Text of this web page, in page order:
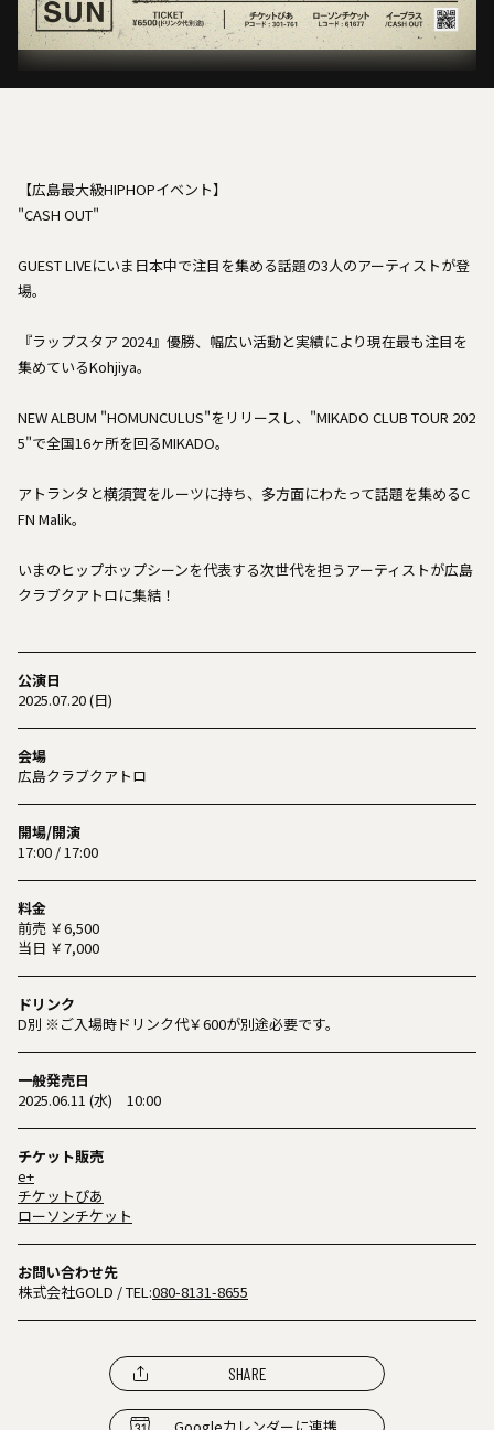
【広島最大級HIPHOPイベント】
"CASH OUT"
GUEST LIVEにいま日本中で注目を集める話題の3人のアーティストが登
場。
『ラップスタア 2024』優勝、幅広い活動と実績により現在最も注目を
集めているKohjiya。
NEW ALBUM "HOMUNCULUS"をリリースし、"MIKADO CLUB TOUR 202
5"で全国16ヶ所を回るMIKADO。
アトランタと横須賀をルーツに持ち、多方面にわたって話題を集めるC
FN Malik。
いまのヒップホップシーンを代表する次世代を担うアーティストが広島
クラブクアトロに集結！
公演日
2025.07.20 (日)
会場
広島クラブクアトロ
開場/開演
17:00 / 17:00
料金
前売 ￥6,500
当日 ￥7,000
ドリンク
D別 ※ご入場時ドリンク代￥600が別途必要です。
一般発売日
2025.06.11 (水) 10:00
チケット販売
e+
チケットぴあ
ローソンチケット
お問い合わせ先
株式会社GOLD / TEL:080-8131-8655
SHARE